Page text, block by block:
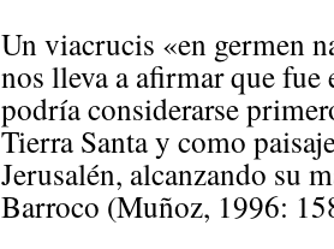
Un viacrucis «en germen
nos lleva a afirmar que
podría considerarse
Tierra Santa y como
Jerusalén, alcanzando su
Barroco (Muñoz, 1996: